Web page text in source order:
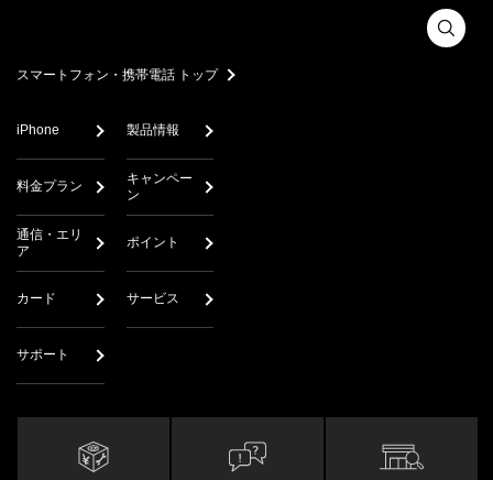
スマートフォン・携帯電話 トップ
iPhone 製品情報
料金プラン
キャンペー
ン
通信・エリ
ア
ポイント
カード サービス
サポート